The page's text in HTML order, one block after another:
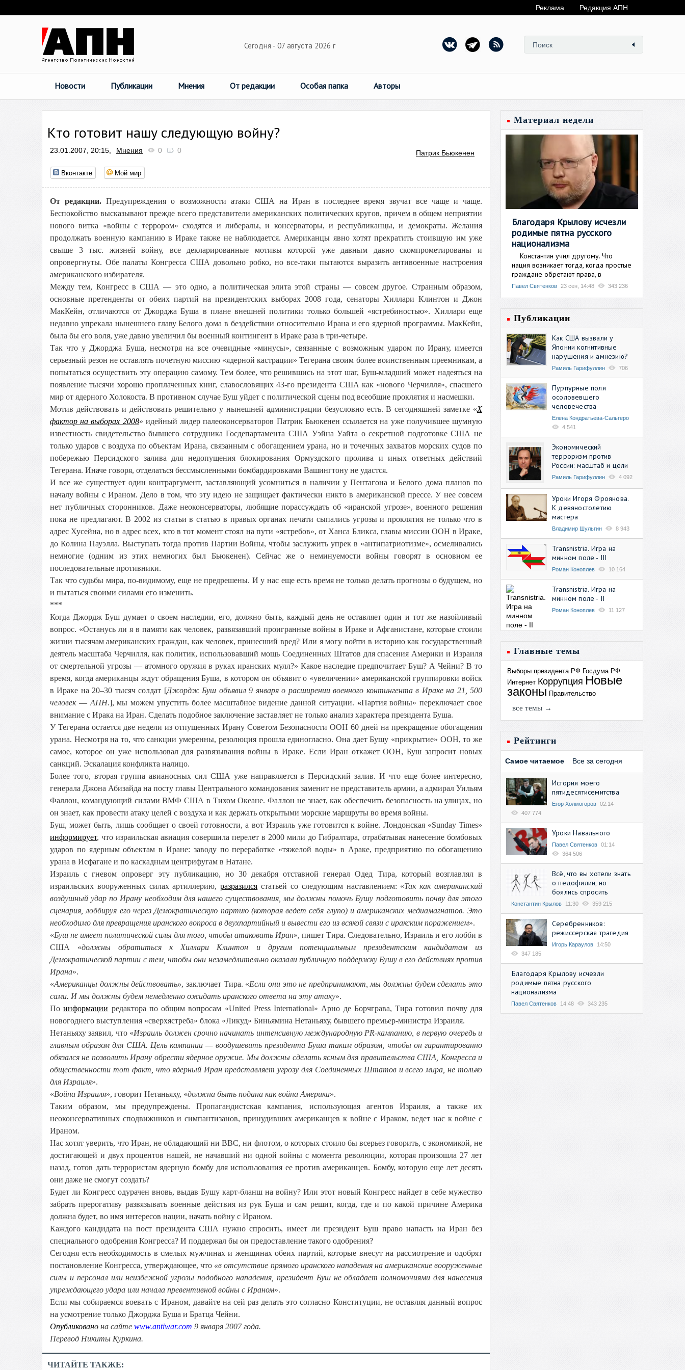
Реклама Редакция АПН
Сегодня - 07 августа 2026 г
Новости Публикации Мнения От редакции Особая папка Авторы
Кто готовит нашу следующую войну?
23.01.2007, 20:15, Мнения 0 0 Патрик Бьюкенен
Вконтакте Мой мир
От редакции. Предупреждения о возможности атаки США на Иран в последнее время звучат все чаще и чаще.
Беспокойство высказывают прежде всего представители американских политических кругов, причем в общем неприятии
нового витка «войны с террором» сходятся и либералы, и консерваторы, и республиканцы, и демократы. Желания
продолжать военную кампанию в Ираке также не наблюдается. Американцы явно хотят прекратить стоившую им уже
свыше 3 тыс. жизней войну, все декларированные мотивы которой уже давным давно скомпрометированы и
опровергнуты. Обе палаты Конгресса США довольно робко, но все-таки пытаются выразить антивоенные настроения
американского избирателя.
Между тем, Конгресс в США — это одно, а политическая элита этой страны — совсем другое. Странным образом,
основные претенденты от обеих партий на президентских выборах 2008 года, сенаторы Хиллари Клинтон и Джон
МакКейн, отличаются от Джорджа Буша в плане внешней политики только большей «ястребиностью». Хиллари еще
недавно упрекала нынешнего главу Белого дома в бездействии относительно Ирана и его ядерной программы. МакКейн,
была бы его воля, уже давно увеличил бы военный контингент в Ираке раза в три-четыре.
Так что у Джорджа Буша, несмотря на все очевидные «минусы», связанные с возможным ударом по Ирану, имеется
серьезный резон не оставлять почетную миссию «ядерной кастрации» Тегерана своим более воинственным преемникам, а
попытаться осуществить эту операцию самому. Тем более, что решившись на этот шаг, Буш-младший может надеяться на
появление тысячи хорошо проплаченных книг, славословящих 43-го президента США как «нового Черчилля», спасшего
мир от ядерного Холокоста. В противном случае Буш уйдет с политической сцены под всеобщие проклятия и насмешки.
Мотив действовать и действовать решительно у нынешней администрации безусловно есть. В сегодняшней заметке «X
фактор на выборах 2008» идейный лидер палеоконсерваторов Патрик Бьюкенен ссылается на уже получившее шумную
известность свидетельство бывшего сотрудника Госдепартамента США Уэйна Уайта о секретной подготовке США не
только ударов с воздуха по объектам Ирана, связанным с обогащением урана, но и точечных захватов морских судов по
побережью Персидского залива для недопущения блокирования Ормуздского пролива и иных ответных действий
Тегерана. Иначе говоря, отделаться бессмысленными бомбардировками Вашингтону не удастся.
И все же существует один контраргумент, заставляющий усомниться в наличии у Пентагона и Белого дома планов по
началу войны с Ираном. Дело в том, что эту идею не защищает фактически никто в американской прессе. У нее совсем
нет публичных сторонников. Даже неоконсерваторы, любящие порассуждать об «иранской угрозе», военного решения
пока не предлагают. В 2002 из статьи в статью в правых органах печати сыпались угрозы и проклятия не только что в
адрес Хусейна, но в адрес всех, кто в тот момент стоял на пути «ястребов», от Ханса Бликса, главы миссии ООН в Ираке,
до Колина Пауэлла. Выступать тогда против Партии Войны, чтобы заслужить упрек в «антипатриотизме», осмеливались
немногие (одним из этих немногих был Бьюкенен). Сейчас же о неминуемости войны говорят в основном ее
последовательные противники.
Так что судьбы мира, по-видимому, еще не предрешены. И у нас еще есть время не только делать прогнозы о будущем, но
и пытаться своими силами его изменить.
***
Когда Джордж Буш думает о своем наследии, его, должно быть, каждый день не оставляет один и тот же назойливый
вопрос. «Останусь ли я в памяти как человек, развязавший проигранные войны в Ираке и Афганистане, которые стоили
жизни тысячам американских граждан, как человек, принесший вред? Или я могу войти в историю как государственный
деятель масштаба Черчилля, как политик, использовавший мощь Соединенных Штатов для спасения Америки и Израиля
от смертельной угрозы — атомного оружия в руках иранских мулл?» Какое наследие предпочитает Буш? А Чейни? В то
время, когда американцы ждут обращения Буша, в котором он объявит о «увеличении» американской группировки войск
в Ираке на 20–30 тысяч солдат [Джордж Буш объявил 9 января о расширении военного контингента в Ираке на 21, 500
человек— АПН.], мы можем упустить более масштабное видение данной ситуации. «Партия войны» переключает свое
внимание с Ирака на Иран. Сделать подобное заключение заставляет не только анализ характера президента Буша.
У Тегерана остается две недели из отпущенных Ирану Советом Безопасности ООН 60 дней на прекращение обогащения
урана. Несмотря на то, что санкции умеренны, резолюция прошла единогласно. Она дает Бушу «прикрытие» ООН, то же
самое, которое он уже использовал для развязывания войны в Ираке. Если Иран откажет ООН, Буш запросит новых
санкций. Эскалация конфликта налицо.
Более того, вторая группа авианосных сил США уже направляется в Персидский залив. И что еще более интересно,
генерала Джона Абизайда на посту главы Центрального командования заменит не представитель армии, а адмирал Уильям
Фаллон, командующий силами ВМФ США в Тихом Океане. Фаллон не знает, как обеспечить безопасность на улицах, но
он знает, как провести атаку целей с воздуха и как держать открытыми морские маршруты во время войны.
Буш, может быть, лишь сообщает о своей готовности, а вот Израиль уже готовится к войне. Лондонская «Sunday Times»
информирует, что израильская авиация совершила перелет в 2000 мили до Гибралтара, отрабатывая нанесение бомбовых
ударов по ядерным объектам в Иране: заводу по переработке «тяжелой воды» в Араке, предприятию по обогащению
урана в Исфагане и по каскадным центрифугам в Натане.
Израиль с гневом опроверг эту публикацию, но 30 декабря отставной генерал Одед Тира, который возглавлял в
израильских вооруженных силах артиллерию,разразился статьей со следующим наставлением: «Так как американский
воздушный удар по Ирану необходим для нашего существования, мы должны помочь Бушу подготовить почву для этого
сценария, лоббируя его через Демократическую партию (которая ведет себя глупо) и американских медиамагнатов. Это
необходимо для превращения иранского вопроса в двухпартийный и вывести его из всякой связи с иракским поражением».
«Буш не имеет политической силы для того, чтобы атаковать Иран», пишет Тира. Следовательно, Израиль и его лобби в
США «должны обратиться к Хиллари Клинтон и другим потенциальным президентским кандидатам из
Демократической партии с тем, чтобы они незамедлительно оказали публичную поддержку Бушу в его действиях против
Ирана».
«Американцы должны действовать», заключает Тира. «Если они это не предпринимают, мы должны будем сделать это
сами. И мы должны будем немедленно ожидать иранского ответа на эту атаку».
Поинформации редактора по общим вопросам «United Press International» Арно де Борчграва, Тира готовил почву для
новогоднего выступления «сверхястреба» блока «Ликуд» Биньямина Нетаньяху, бывшего премьер-министра Израиля.
Нетаньяху заявил, что «Израиль должен срочно начинать интенсивную международную PR-кампанию, в первую очередь и
главным образом для США. Цель кампании — воодушевить президента Буша таким образом, чтобы он гарантированно
обязался не позволить Ирану обрести ядерное оружие. Мы должны сделать ясным для правительства США, Конгресса и
общественности тот факт, что ядерный Иран представляет угрозу для Соединенных Штатов и всего мира, не только
для Израиля».
«Война Израиля», говорит Нетаньяху, «должна быть подана как война Америки».
Таким образом, мы предупреждены. Пропагандистская кампания, использующая агентов Израиля, а также их
неоконсервативных сподвижников и симпантизанов, принудивших американцев к войне с Ираком, ведет нас к войне с
Ираном.
Нас хотят уверить, что Иран, не обладающий ни ВВС, ни флотом, о которых стоило бы всерьез говорить, с экономикой, не
достигающей и двух процентов нашей, не начавший ни одной войны с момента революции, которая произошла 27 лет
назад, готов дать террористам ядерную бомбу для использования ее против американцев. Бомбу, которую еще лет десять
они даже не смогут создать?
Будет ли Конгресс одурачен вновь, выдав Бушу карт-бланш на войну? Или этот новый Конгресс найдет в себе мужество
забрать прерогативу развязывать военные действия из рук Буша и сам решит, когда, где и по какой причине Америка
должна будет, во имя интересов нации, начать войну с Ираном.
Каждого кандидата на пост президента США нужно спросить, имеет ли президент Буш право напасть на Иран без
специального одобрения Конгресса? И поддержал бы он предоставление такого одобрения?
Сегодня есть необходимость в смелых мужчинах и женщинах обеих партий, которые внесут на рассмотрение и одобрят
постановление Конгресса, утверждающее, что «в отсутствие прямого иранского нападения на американские вооруженные
силы и персонал или неизбежной угрозы подобного нападения, президент Буш не обладает полномочиями для нанесения
упреждающего удара или начала превентивной войны с Ираном».
Если мы собираемся воевать с Ираном, давайте на сей раз делать это согласно Конституции, не оставляя данный вопрос
на усмотрение только Джорджа Буша и Братца Чейни.
Опубликовано на сайте www.antiwar.com 9 января 2007 года.
Перевод Никиты Куркина.
ЧИТАЙТЕ ТАКЖЕ:
Материал недели
Благодаря Крылову исчезли
родимые пятна русского
национализма
Константин учил другому. Что
нация возникает тогда, когда простые
граждане обретают права, в
Павел Святенков 23 сен, 14:48 343 236
Публикации
Как США вызвали у
Японии когнитивные
нарушения и амнезию?
Рамиль Гарифуллин 706
Пурпурные поля
осоловевшего
человечества
Елена Кондратьева-Сальгеро
4 541
Экономический
терроризм против
России: масштаб и цели
Рамиль Гарифуллин 4 092
Уроки Игоря Фроянова.
К девяностолетию
мастера
Владимир Шульгин 8 943
Transnistria. Игра на
минном поле - III
Роман Коноплев 10 164
Transnistria. Игра на
минном поле - II
Роман Коноплев 11 127
Главные темы
Выборы президента РФ Госдума РФ
Интернет Коррупция Новые
законы Правительство
все темы →
Рейтинги
Самое читаемое Все за сегодня
История моего
пятидесятисемитства
Егор Холмогоров 02:14
407 774
Уроки Навального
Павел Святенков 01:14
364 506
Всё, что вы хотели знать
о педофилии, но
боялись спросить
Константин Крылов 11:30 359 215
Серебренников:
режиссерская трагедия
Игорь Караулов
14:50
347 185
Благодаря Крылову исчезли
родимые пятна русского
национализма
Павел Святенков 14:48 343 235